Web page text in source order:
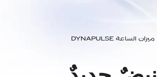
ميزان الساعة Dynapulse